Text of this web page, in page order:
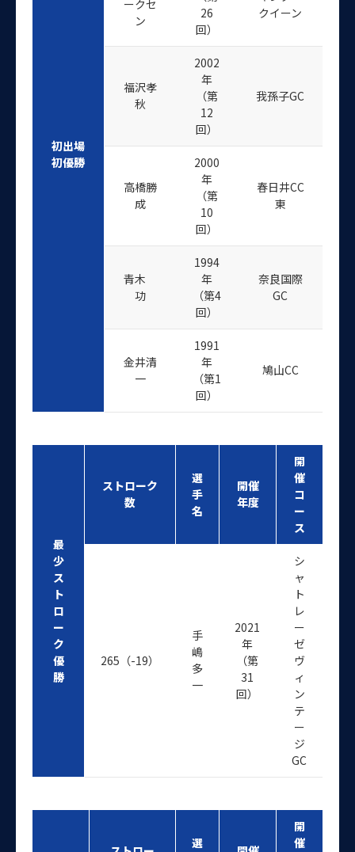
初出場
初優勝
ークセ
ン
26
回）
クイーン
福沢孝
秋
2002
年
（第
12
回）
我孫子GC
高橋勝
成
2000
年
（第
10
回）
春日井CC
東
青木
功
1994
年
（第4
回）
奈良国際
GC
金井清
一
1991
年
（第1
回）
鳩山CC
最
少
ス
ト
ロ
ー
ク
優
勝
ストローク
数
選
手
名
開催
年度
開
催
コ
ー
ス
265（-19）
手
嶋
多
一
2021
年
（第
31
回）
シ
ャ
ト
レ
ー
ゼ
ヴ
ィ
ン
テ
ー
ジ
GC
選
開
催